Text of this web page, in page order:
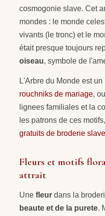
cosmogonie slave. Cet
mondes : le monde
vivants (le tronc) et le
était presque toujours
oiseau, symbole de
L'Arbre du Monde est
rouchniks de mariage,
lignees familiales et la
les patrons de ces
gratuits de broderie slave
Fleurs et motifs
attrait
Une fleur dans la
beaute et de la purete.